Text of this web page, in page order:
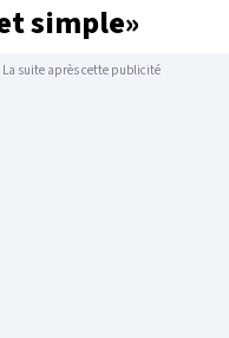
simple»
La suite après cette publicité